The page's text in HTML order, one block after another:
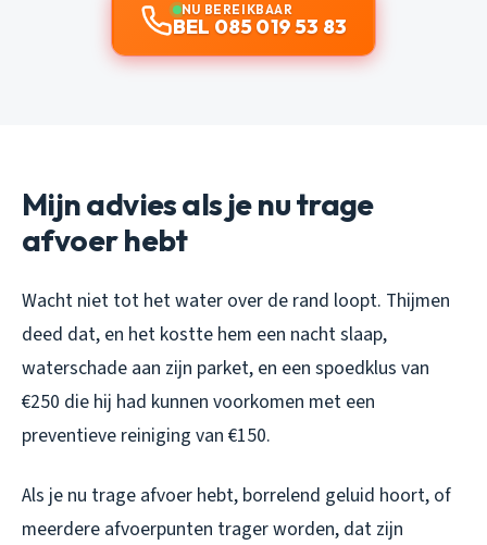
NU BEREIKBAAR
BEL 085 019 53 83
Mijn advies als je nu trage
afvoer hebt
Wacht niet tot het water over de rand loopt. Thijmen
deed dat, en het kostte hem een nacht slaap,
waterschade aan zijn parket, en een spoedklus van
€250 die hij had kunnen voorkomen met een
preventieve reiniging van €150.
Als je nu trage afvoer hebt, borrelend geluid hoort, of
meerdere afvoerpunten trager worden, dat zijn